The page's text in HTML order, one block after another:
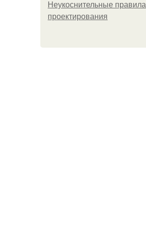
Неукоснительные правила
проектирования